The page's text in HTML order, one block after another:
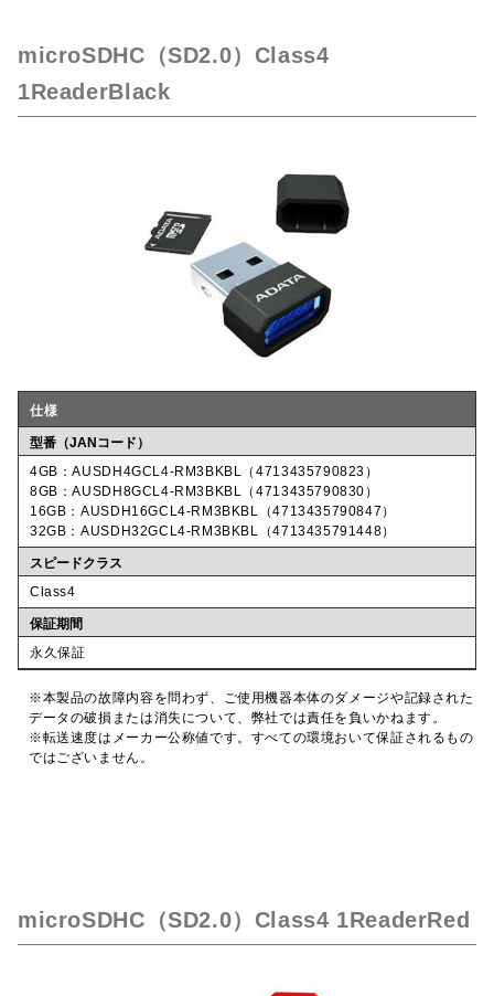
microSDHC（SD2.0）Class4
1ReaderBlack
仕様
型番（JANコード）
4GB：AUSDH4GCL4-RM3BKBL（4713435790823）
8GB：AUSDH8GCL4-RM3BKBL（4713435790830）
16GB：AUSDH16GCL4-RM3BKBL（4713435790847）
32GB：AUSDH32GCL4-RM3BKBL（4713435791448）
スピードクラス
Class4
保証期間
永久保証
※本製品の故障内容を問わず、ご使用機器本体のダメージや記録された
データの破損または消失について、弊社では責任を負いかねます。
※転送速度はメーカー公称値です。すべての環境おいて保証されるもの
ではございません。
microSDHC（SD2.0）Class4 1ReaderRed